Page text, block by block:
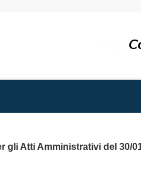
gli Atti Amministrativi del 30/